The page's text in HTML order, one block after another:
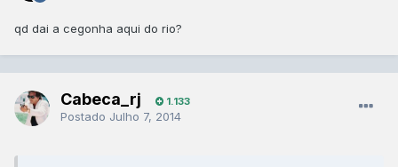
qd dai a cegonha aqui do rio?
Cabeca_rj 1.133
Postado Julho 7, 2014